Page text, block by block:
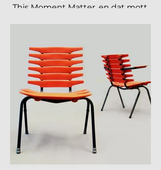
De dertiende editie van
2026 meer dan vierhonderd
merken, ruim 120.000 bezoekers,
acht stadsdelen. De zoete pastels
van een paar jaar geleden zijn
verdwenen. Wat overblijft is koeler,
eerlijker en doordachter: koel
metaal, lage zit, diep bordeaux en
een duidelijke voorkeur voor
materiaal met een verhaal. Dit zijn